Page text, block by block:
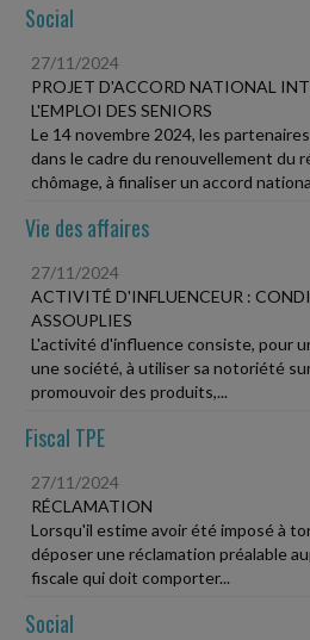
Social
27/11/2024
PROJET D'ACCORD NATIONAL
L'EMPLOI DES SENIORS
Le 14 novembre 2024, les
dans le cadre du renouvellement du
chômage, à finaliser un accord
Vie des affaires
27/11/2024
ACTIVITÉ D'INFLUENCEUR :
ASSOUPLIES
L'activité d'influence consiste, pour
une société, à utiliser sa notoriété
promouvoir des produits,...
Fiscal TPE
27/11/2024
RÉCLAMATION
Lorsqu'il estime avoir été imposé à
déposer une réclamation préalable
fiscale qui doit comporter...
Social